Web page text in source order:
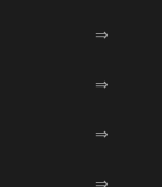
⇒
⇒
⇒
⇒